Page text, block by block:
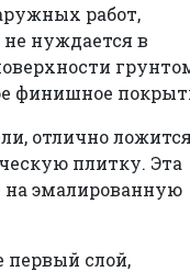
работ,
нуждается в
финишное
отлично
плитку. Эта
на эмалированную
первый слой,